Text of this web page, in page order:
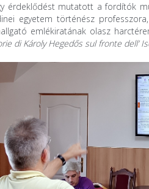
érdeklődést mutatott a fordítók
egyetem történész
emlékiratának olasz
di Károly Hegedős sul fronte dell’